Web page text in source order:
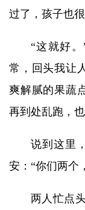
过了，孩子也
“这就好
常，回头我让
爽解腻的果蔬
再到处乱跑，
说到这里
安：“你们两个
两人忙点